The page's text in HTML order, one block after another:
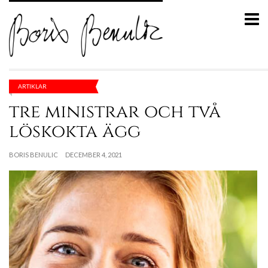
ARTIKLAR
tre ministrar och två
löskokta ägg
BORIS BENULIC DECEMBER 4, 2021